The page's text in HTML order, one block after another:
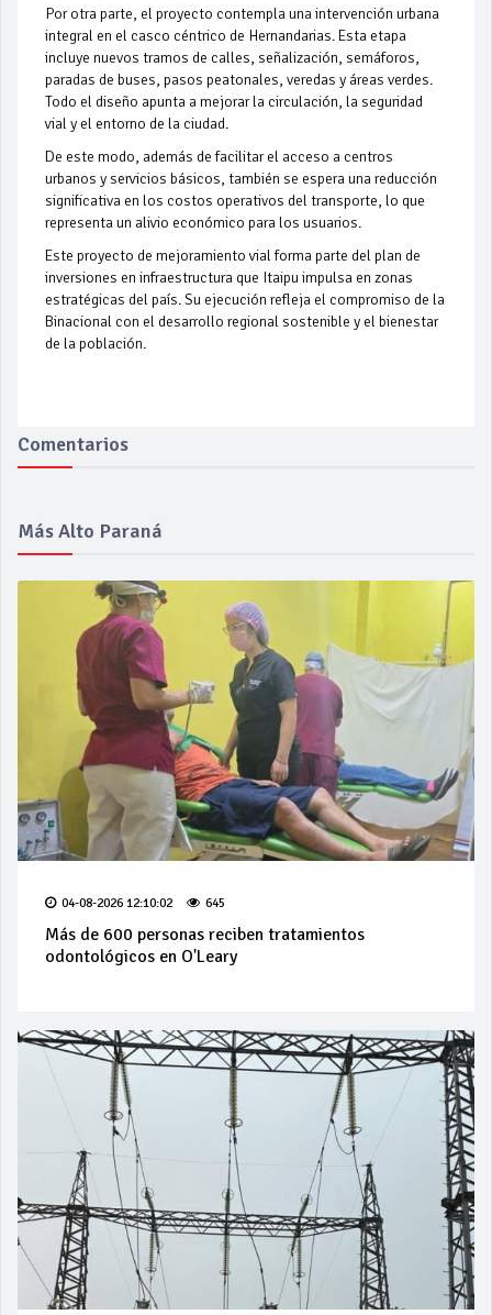
Por otra parte, el proyecto contempla una intervención urbana
integral en el casco céntrico de Hernandarias. Esta etapa
incluye nuevos tramos de calles, señalización, semáforos,
paradas de buses, pasos peatonales, veredas y áreas verdes.
Todo el diseño apunta a mejorar la circulación, la seguridad
vial y el entorno de la ciudad.
De este modo, además de facilitar el acceso a centros
urbanos y servicios básicos, también se espera una reducción
significativa en los costos operativos del transporte, lo que
representa un alivio económico para los usuarios.
Este proyecto de mejoramiento vial forma parte del plan de
inversiones en infraestructura que Itaipu impulsa en zonas
estratégicas del país. Su ejecución refleja el compromiso de la
Binacional con el desarrollo regional sostenible y el bienestar
de la población.
Comentarios
Más Alto Paraná
04-08-2026 12:10:02 645
Más de 600 personas reciben tratamientos
odontológicos en O'Leary